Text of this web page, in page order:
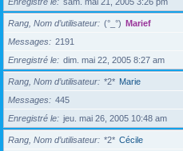
Rang, Nom d’utilisateur (°_°) Marief
Messages
2191
Enregistré le
dim. mai 22, 2005 8:27 am
Rang, Nom d’utilisateur *2* Marie
Messages
445
Enregistré le
jeu. mai 26, 2005 10:48 am
Rang, Nom d’utilisateur *2* Cécile